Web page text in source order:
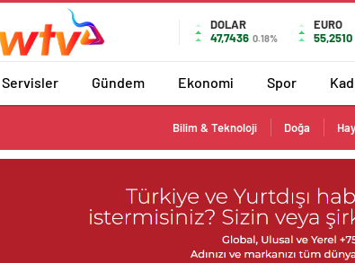
DOLAR
47,7436 0.18%
EURO
55,2510
Servisler Gündem Ekonomi Spor
Bilim & Teknoloji Doğa